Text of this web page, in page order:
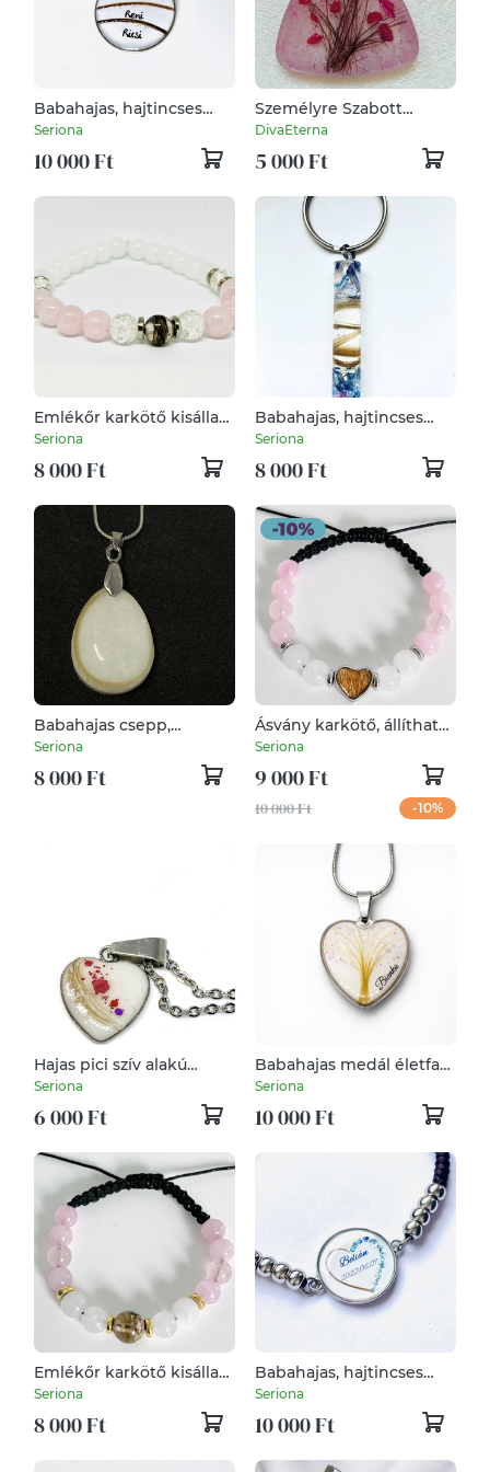
Babahajas, hajtincses
emlékőr
Seriona
10 000 Ft
Személyre Szabott
Szeretet - Kézműves
Megrendelésre
DivaEterna
5 000 Ft
Emlékőr karkötő kisállat
szőrrel, hajjal vagy
Seriona
8 000 Ft
Babahajas, hajtincses
emlékőr kulcstartó vagy
Seriona
8 000 Ft
Babahajas csepp,
hajtincses emlékőr
Seriona
8 000 Ft
Ásvány karkötő, állítható,
emlékőr
Seriona
9 000 Ft
10 000 Ft -10%
Hajas pici szív alakú
nemesacél medál
Seriona
6 000 Ft
Babahajas medál életfa
motívummal
Seriona
10 000 Ft
Emlékőr karkötő kisállat
szőrrel, hajjal vagy
Seriona
8 000 Ft
Babahajas, hajtincses
emlékőr karlánc
Seriona
10 000 Ft